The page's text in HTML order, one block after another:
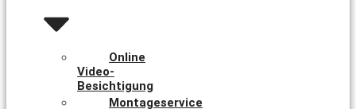
Online
Video-
Besichtigung
Montageservice